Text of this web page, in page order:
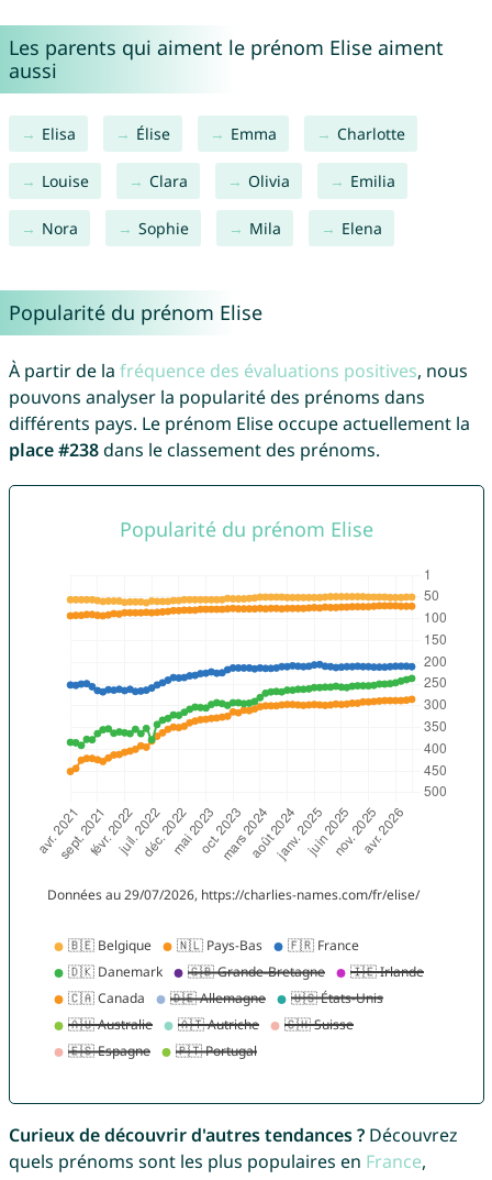
Les parents qui aiment le prénom Elise aiment
aussi
Elisa Élise Emma Charlotte
Louise Clara Olivia Emilia
Nora Sophie Mila Elena
Popularité du prénom Elise
À partir de la fréquence des évaluations positives, nous
pouvons analyser la popularité des prénoms dans
différents pays. Le prénom Elise occupe actuellement la
place #238dans le classement des prénoms.
Curieux de découvrir d'autres tendances ?Découvrez
quels prénoms sont les plus populaires en France,